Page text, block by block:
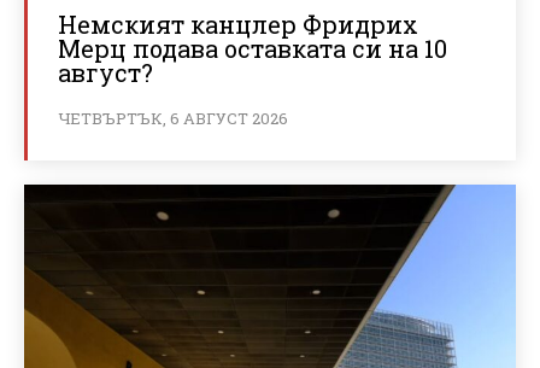
Немският канцлер Фридрих
Мерц подава оставката си на 10
август?
ЧЕТВЪРТЪК, 6 АВГУСТ 2026